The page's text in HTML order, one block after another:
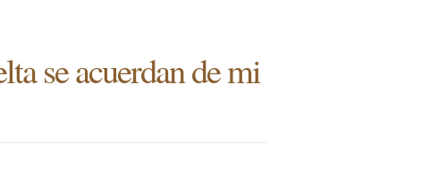
se acuerdan de mi